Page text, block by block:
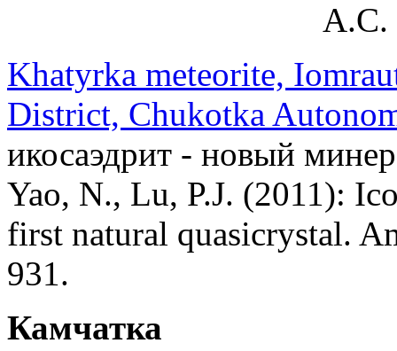
А.С.
Khatyrka meteorite,
District, Chukotka
икосаэдрит - новый
Yao, N., Lu, P.J. (2011):
first natural quasicrystal.
931.
Камчатка